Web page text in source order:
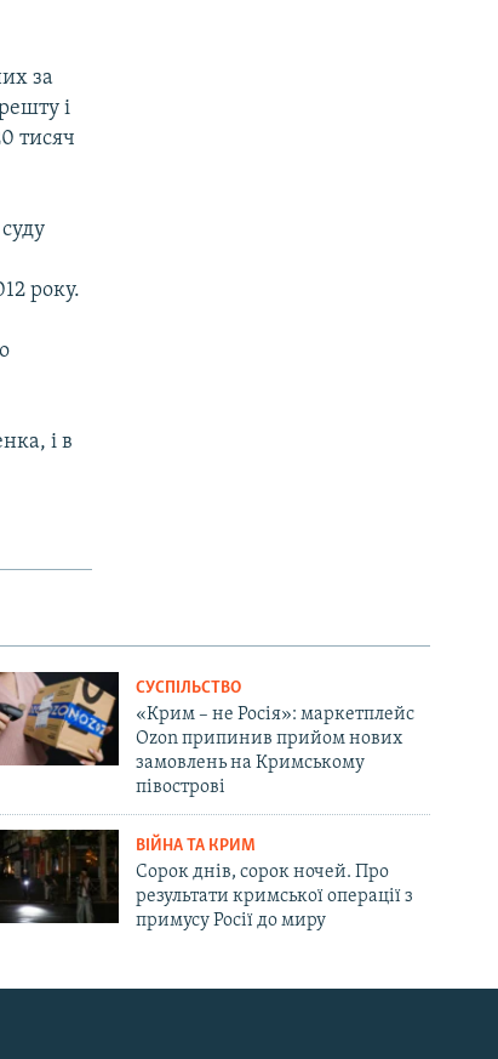
за
і
тисяч
року.
і в
СУСПІЛЬСТВО
«Крим – не Росія»: маркетплейс
Ozon припинив прийом нових
замовлень на Кримському
півострові
ВІЙНА ТА КРИМ
Сорок днів, сорок ночей. Про
результати кримської операції з
примусу Росії до миру